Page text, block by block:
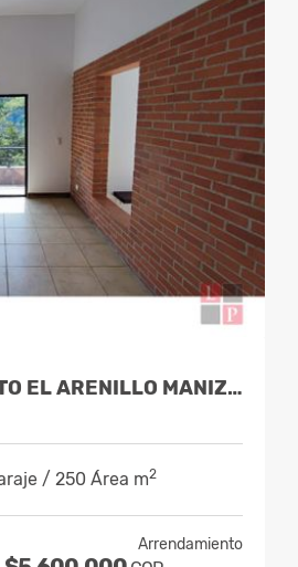
ALQUILER CASA CONJUNTO EL ARENILLO MANIZALES. COD 9956731
/ 250 Área m2
Arrendamiento